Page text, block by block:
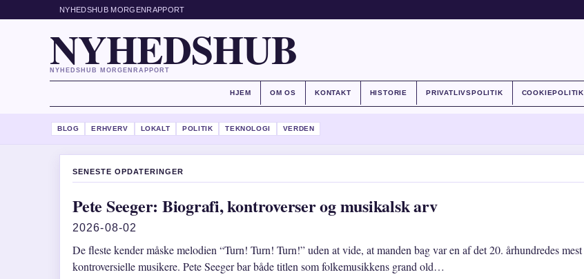
NYHEDSHUB MORGENRAPPORT
NYHEDSHUB
NYHEDSHUB MORGENRAPPORT
HJEM OM OS KONTAKT HISTORIE PRIVATLIVSPOLITIK COOKIEPOLITIK
BLOG ERHVERV LOKALT POLITIK TEKNOLOGI VERDEN
SENESTE OPDATERINGER
Pete Seeger: Biografi, kontroverser og musikalsk arv
2026-08-02
De fleste kender måske melodien “Turn! Turn! Turn!” uden at vide, at manden bag var en af det 20. århundredes mest
kontroversielle musikere. Pete Seeger bar både titlen som folkemusikkens grand old…